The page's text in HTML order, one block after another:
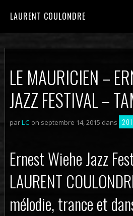
LAURENT COULONDRE
LE MAURICIEN –
JAZZ FESTIVAL –
parLC on septembre 14, 2015 dans
Ernest Wiehe Jazz
LAURENT
mélodie, trance et